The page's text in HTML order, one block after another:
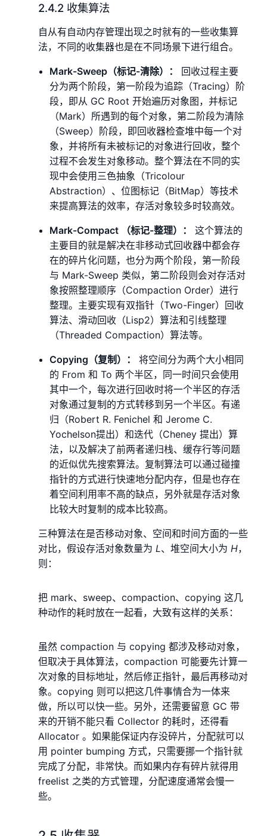
2.4.2 收集算法
自从有自动内存管理出现之时就有的一些收集算
法，不同的收集器也是在不同场景下进行组合。
Mark-Sweep（标记-清除）：
回收过程主要
分为两个阶段，第一阶段为追踪（Tracing）阶
段，即从 GC Root 开始遍历对象图，并标记
（Mark）所遇到的每个对象，第二阶段为清除
（Sweep）阶段，即回收器检查堆中每一个对
象，并将所有未被标记的对象进行回收，整个
过程不会发生对象移动。整个算法在不同的实
现中会使用三色抽象（Tricolour
Abstraction）、位图标记（BitMap）等技术
来提高算法的效率，存活对象较多时较高效。
Mark-Compact （标记-整理）：
这个算法的
主要目的就是解决在非移动式回收器中都会存
在的碎片化问题，也分为两个阶段，第一阶段
与 Mark-Sweep 类似，第二阶段则会对存活对
象按照整理顺序（Compaction Order）进行
整理。主要实现有双指针（Two-Finger）回收
算法、滑动回收（Lisp2）算法和引线整理
（Threaded Compaction）算法等。
Copying（复制）：
将空间分为两个大小相同
的 From 和 To 两个半区，同一时间只会使用
其中一个，每次进行回收时将一个半区的存活
对象通过复制的方式转移到另一个半区。有递
归（Robert R. Fenichel 和 Jerome C.
Yochelson提出）和迭代（Cheney 提出）算
法，以及解决了前两者递归栈、缓存行等问题
的近似优先搜索算法。复制算法可以通过碰撞
指针的方式进行快速地分配内存，但是也存在
着空间利用率不高的缺点，另外就是存活对象
比较大时复制的成本比较高。
三种算法在是否移动对象、空间和时间方面的一些
对比，假设存活对象数量为 L、堆空间大小为 H，
则：
把 mark、sweep、compaction、copying 这几
种动作的耗时放在一起看，大致有这样的关系：
虽然 compaction 与 copying 都涉及移动对象，
但取决于具体算法，compaction 可能要先计算一
次对象的目标地址，然后修正指针，最后再移动对
象。copying 则可以把这几件事情合为一体来
做，所以可以快一些。另外，还需要留意 GC 带
来的开销不能只看 Collector 的耗时，还得看
Allocator 。如果能保证内存没碎片，分配就可以
用 pointer bumping 方式，只需要挪一个指针就
完成了分配，非常快。而如果内存有碎片就得用
freelist 之类的方式管理，分配速度通常会慢一
些。